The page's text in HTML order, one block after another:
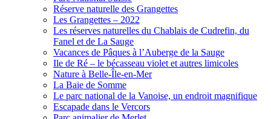
Réserve naturelle des Grangettes
Les Grangettes – 2022
Les réserves naturelles du Chablais de Cudrefin, du
Fanel et de La Sauge
Vacances de Pâques à l’Auberge de la Sauge
Ile de Ré – le bécasseau violet et autres limicoles
Nature à Belle-Île-en-Mer
La Baie de Somme
Le parc national de la Vanoise, un endroit magnifique
Escapade dans le Vercors